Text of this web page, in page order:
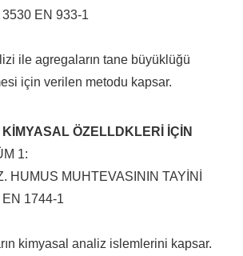
EN 933-1
ile agregaların tane büyüklüğü
için verilen metodu kapsar.
ÖZELLDKLERİ İÇİN
1:
HUMUS MUHTEVASININ TAYİNİ
1744-1
kimyasal analiz islemlerini kapsar.